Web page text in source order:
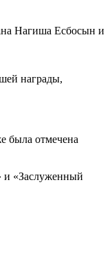
Нагиша Есбосын и
награды,
была отмечена
и «Заслуженный